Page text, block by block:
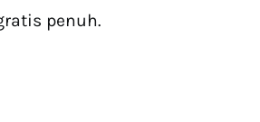
penuh.